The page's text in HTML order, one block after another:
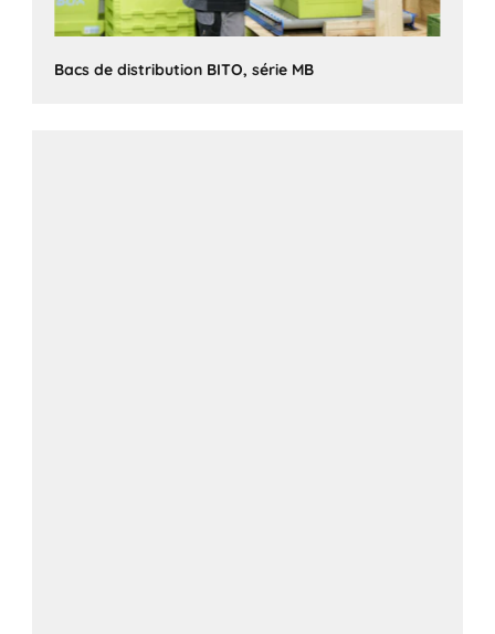
Bacs de distribution BITO, série MB